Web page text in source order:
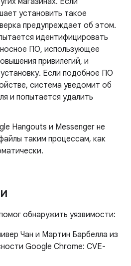
установить такое
предупреждает об этом.
идентифицировать
ПО, использующее
привилегий, и
Если подобное ПО
система уведомит об
и попытается удалить
Hangouts и Messenger не
таким процессам, как
обнаружить уязвимости:
Чан и Мартин Барбелла из
Google Chrome: CVE-